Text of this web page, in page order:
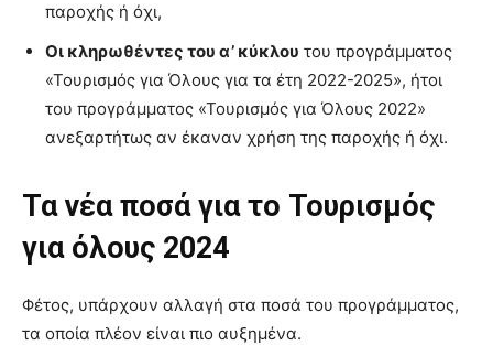
παροχής ή όχι,
Οι κληρωθέντες του α’ κύκλου του προγράμματος
«Τουρισμός για Όλους για τα έτη 2022-2025», ήτοι
του προγράμματος «Τουρισμός για Όλους 2022»
ανεξαρτήτως αν έκαναν χρήση της παροχής ή όχι.
Τα νέα ποσά για το Τουρισμός
για όλους 2024
Φέτος, υπάρχουν αλλαγή στα ποσά του προγράμματος,
τα οποία πλέον είναι πιο αυξημένα.